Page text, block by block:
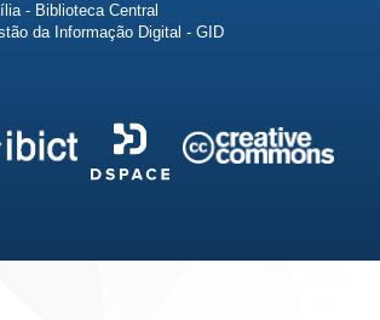
- Biblioteca Central
da Informação Digital - GID